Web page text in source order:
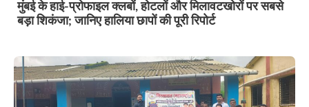
मुंबई के हाई-प्रोफाइल क्लबों, होटलों और मिलावटखोरों पर सबसे
बड़ा शिकंजा; जानिए हालिया छापों की पूरी रिपोर्ट